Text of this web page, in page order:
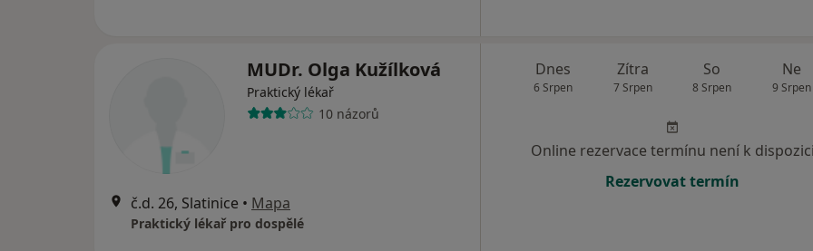
MUDr. Olga Kužílková
Praktický lékař
10 názorů
č.d. 26, Slatinice • Mapa
Praktický lékař pro dospělé
Dnes
6 Srpen
Zítra
7 Srpen
So
8 Srpen
Ne
9 Srpen
Online rezervace termínu není k dispozici
Rezervovat termín